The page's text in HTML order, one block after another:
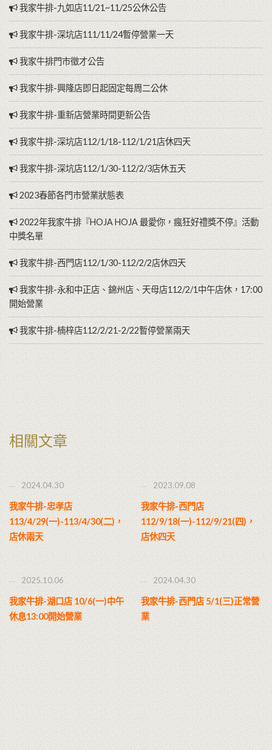
我家牛排-九如店11/21~11/25公休公告
我家牛排-深坑店111/11/24暫停營業一天
我家牛排門市徵才公告
我家牛排-興隆店即日起固定每周二公休
我家牛排-重新店營業時間更新公告
我家牛排-深坑店112/1/18-112/1/21店休四天
我家牛排-深坑店112/1/30-112/2/3店休五天
2023春節各門市營業狀態表
2022年我家牛排『HOJA HOJA 最愛你，瘋狂好禮獎不停』活動
中獎名單
我家牛排-西門店112/1/30-112/2/2店休四天
我家牛排-永和中正店、錦州店、天母店112/2/1中午店休，17:00
開始營業
我家牛排-楠梓店112/2/21-2/22暫停營業兩天
相關文章
2024.04.30
我家牛排-忠孝店
113/4/29(一)-113/4/30(二)，
店休兩天
2023.09.08
我家牛排-西門店
112/9/18(一)-112/9/21(四)，
店休四天
2025.10.06
我家牛排-湖口店 10/6(一)中午
休息13:00開始營業
2024.04.30
我家牛排-西門店 5/1(三)正常營
業